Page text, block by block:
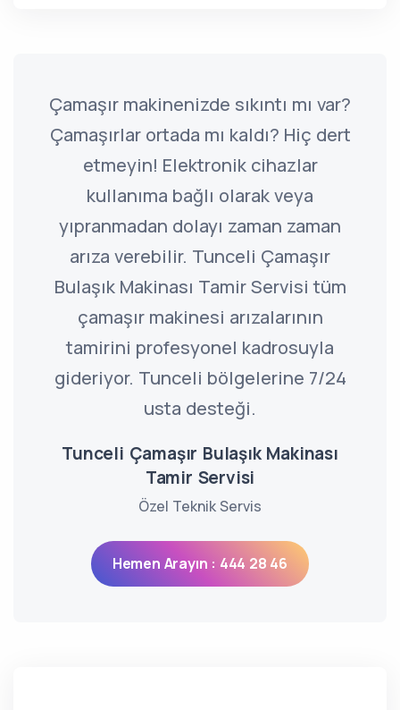
Çamaşır makinenizde sıkıntı mı var?
Çamaşırlar ortada mı kaldı? Hiç dert
etmeyin! Elektronik cihazlar
kullanıma bağlı olarak veya
yıpranmadan dolayı zaman zaman
arıza verebilir. Tunceli Çamaşır
Bulaşık Makinası Tamir Servisi tüm
çamaşır makinesi arızalarının
tamirini profesyonel kadrosuyla
gideriyor. Tunceli bölgelerine 7/24
usta desteği.
Tunceli Çamaşır Bulaşık Makinası
Tamir Servisi
Özel Teknik Servis
Hemen Arayın : 444 28 46